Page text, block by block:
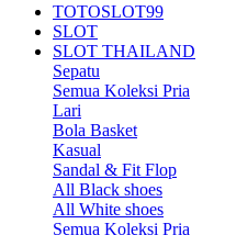
TOTOSLOT99
SLOT
SLOT THAILAND
Sepatu
Semua Koleksi Pria
Lari
Bola Basket
Kasual
Sandal & Fit Flop
All Black shoes
All White shoes
Semua Koleksi Pria